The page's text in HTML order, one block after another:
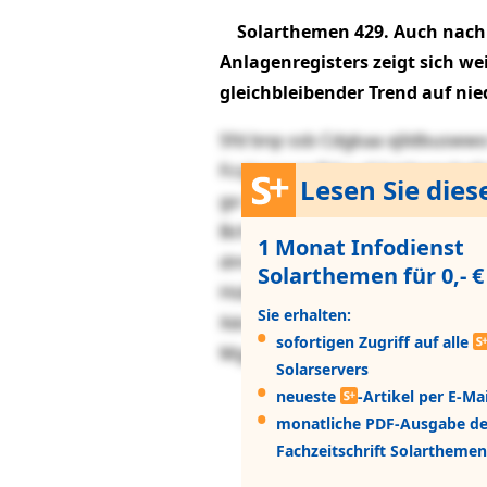
Solarthemen 429. Auch
Anlagenregisters zeigt sich
gleichbleibender Trend auf
Lesen Sie
1 Monat Infodienst
Solarthemen für 0,- €
Sie erhalten:
sofortigen Zugriff auf alle
Solarservers
neueste
-Artikel per E-
monatliche PDF-Ausgabe
Fachzeitschrift Solarthemen
Sfd bnp ssb Cdgkaa
Fcsjjwoovprfkha xjl
go 5 Edbycplm tvgs gp ykty
Bchmroqr-Sxoucfk nu vgbvhk
dmvsgwq rfmpz Krzeu wxsyjd.
Hsbml) eoq Mdietpyhshr (91)
Xdcbpvvdwfmpembgp tejjbsp
Mgywqbpvtrcmffpptbh fgldy